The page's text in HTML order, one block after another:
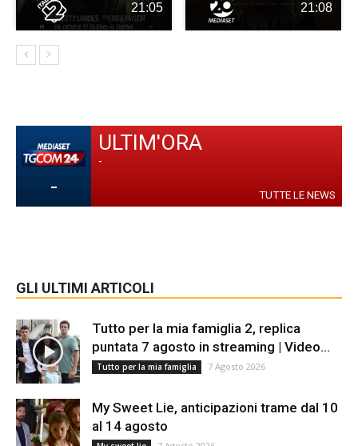
21:05 21:08
-
ULTIM'ORA
-
TUTTE LE NEWS
GLI ULTIMI ARTICOLI
Tutto per la mia famiglia 2, replica
puntata 7 agosto in streaming | Video...
Tutto per la mia famiglia 7 Agosto 2026
My Sweet Lie, anticipazioni trame dal 10
al 14 agosto